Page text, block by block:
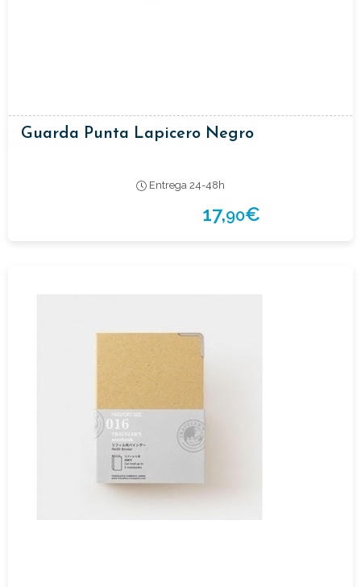
Guarda Punta Lapicero Negro
Entrega 24-48h
17,90€